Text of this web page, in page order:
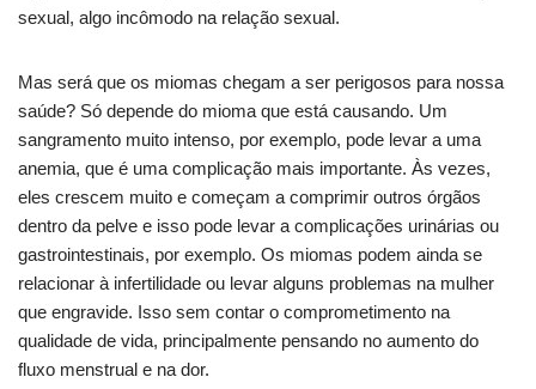
sexual, algo incômodo na relação sexual.
Mas será que os miomas chegam a ser perigosos para nossa
saúde? Só depende do mioma que está causando. Um
sangramento muito intenso, por exemplo, pode levar a uma
anemia, que é uma complicação mais importante. Às vezes,
eles crescem muito e começam a comprimir outros órgãos
dentro da pelve e isso pode levar a complicações urinárias ou
gastrointestinais, por exemplo. Os miomas podem ainda se
relacionar à infertilidade ou levar alguns problemas na mulher
que engravide. Isso sem contar o comprometimento na
qualidade de vida, principalmente pensando no aumento do
fluxo menstrual e na dor.